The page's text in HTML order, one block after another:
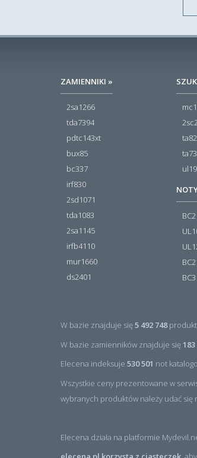
ZAMIENNIKI »
2sa1266
tda7394
pdtc143xt
bux85
bc337
irf830
2sd1071
tda1083
2sa1145
irfb4110
mur1660
ds2401
W bazie znajduje się5 492 748
W bazie zamienników znajduje się
Elecena indeksuje 530 501 not
Wszystkie ceny prezentowane w
wybranych produktów należy udać
Elecena działa na platformie